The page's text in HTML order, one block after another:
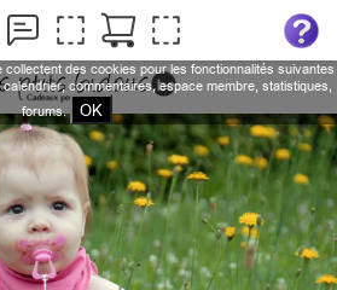
des cookies pour les fonctionnalités suivantes
commentaires, espace membre, statistiques,
forums.
OK